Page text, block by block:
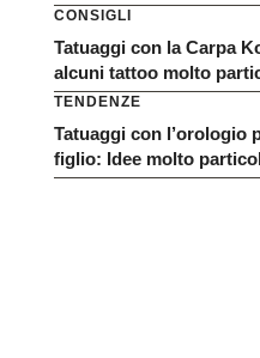
CONSIGLI
Tatuaggi con la Carpa
alcuni tattoo molto
TENDENZE
Tatuaggi con l’orologio
figlio: Idee molto